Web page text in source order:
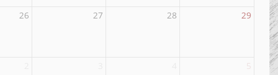
26 27 28 29
5